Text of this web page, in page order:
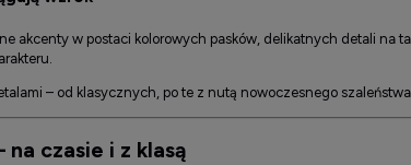
akcenty w postaci kolorowych pasków, delikatnych detali na
– od klasycznych, po te z nutą nowoczesnego
czasie i z klasą